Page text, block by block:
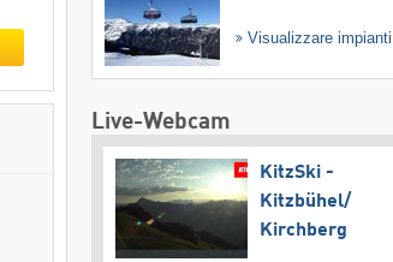
Visualizzare
Live-Webcam
KitzSki -
Kitzbühel/​
Kirchberg